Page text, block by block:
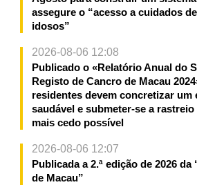
assegure o “acesso a cuidados
idosos”
2026-08-06 12:08
Publicado o «Relatório Anual do
Registo de Cancro de Macau
residentes devem concretizar um
saudável e submeter-se a
mais cedo possível
2026-08-06 12:07
Publicada a 2.ª edição de 2026 da
de Macau”